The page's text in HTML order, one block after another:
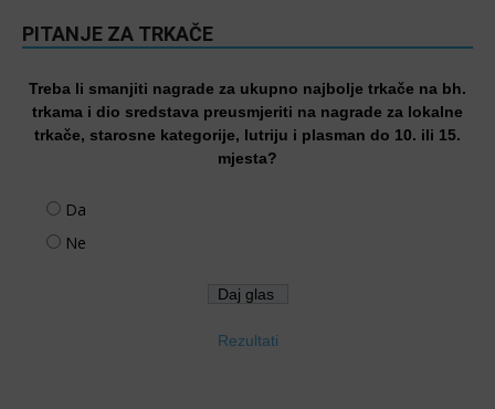
PITANJE ZA TRKAČE
Treba li smanjiti nagrade za ukupno najbolje trkače na bh.
trkama i dio sredstava preusmjeriti na nagrade za lokalne
trkače, starosne kategorije, lutriju i plasman do 10. ili 15.
mjesta?
Da
Ne
Rezultati